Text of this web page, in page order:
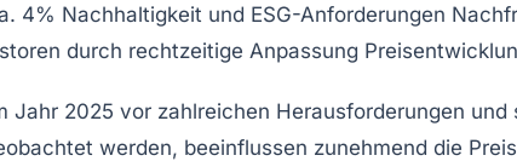
4% Nachhaltigkeit und ESG-Anforderungen
durch rechtzeitige Anpassung
Jahr 2025 vor zahlreichen Herausforderungen und
werden, beeinflussen zunehmend die